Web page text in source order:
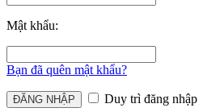
Mật khẩu:
Bạn đã quên mật khẩu?
Duy trì đăng nhập